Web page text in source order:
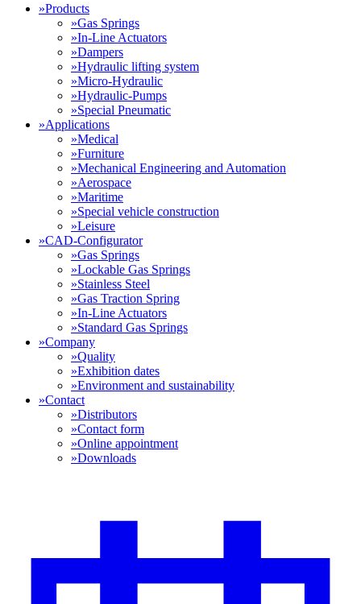
»Products
»Gas Springs
»In-Line Actuators
»Dampers
»Hydraulic lifting system
»Micro-Hydraulic
»Hydraulic-Pumps
»Special Pneumatic
»Applications
»Medical
»Furniture
»Mechanical Engineering and Automation
»Aerospace
»Maritime
»Special vehicle construction
»Leisure
»CAD-Configurator
»Gas Springs
»Lockable Gas Springs
»Stainless Steel
»Gas Traction Spring
»In-Line Actuators
»Standard Gas Springs
»Company
»Quality
»Exhibition dates
»Environment and sustainability
»Contact
»Distributors
»Contact form
»Online appointment
»Downloads